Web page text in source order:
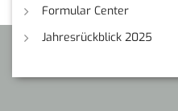
Formular Center
Jahresrückblick 2025